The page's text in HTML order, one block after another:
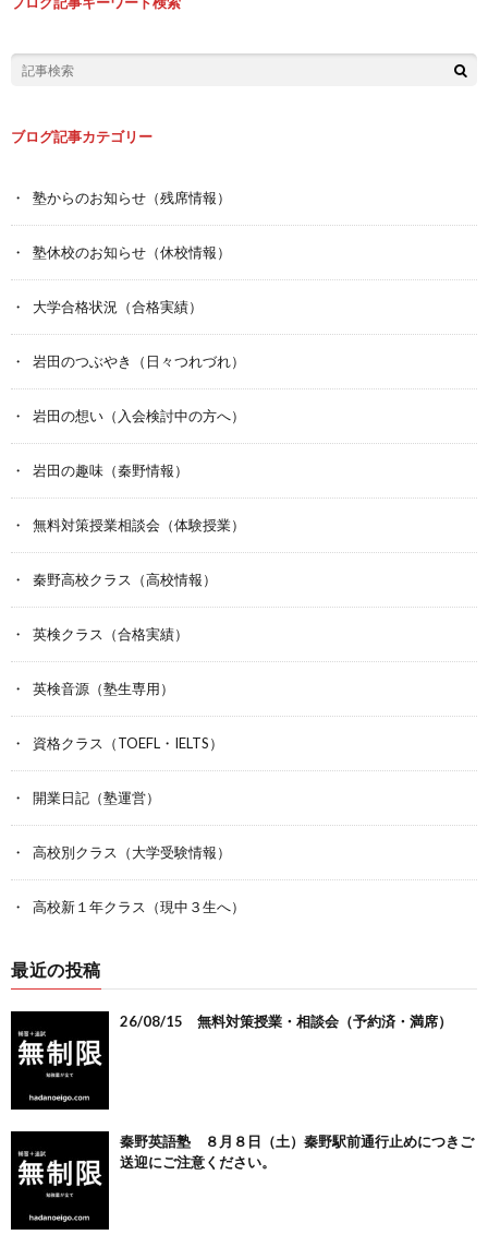
ブログ記事カテゴリー
塾からのお知らせ（残席情報）
塾休校のお知らせ（休校情報）
大学合格状況（合格実績）
岩田のつぶやき（日々つれづれ）
岩田の想い（入会検討中の方へ）
岩田の趣味（秦野情報）
無料対策授業相談会（体験授業）
秦野高校クラス（高校情報）
英検クラス（合格実績）
英検音源（塾生専用）
資格クラス（TOEFL・IELTS）
開業日記（塾運営）
高校別クラス（大学受験情報）
高校新１年クラス（現中３生へ）
最近の投稿
26/08/15 無料対策授業・相談会（予約済・満席）
秦野英語塾 ８月８日（土）秦野駅前通行止めにつきご
送迎にご注意ください。